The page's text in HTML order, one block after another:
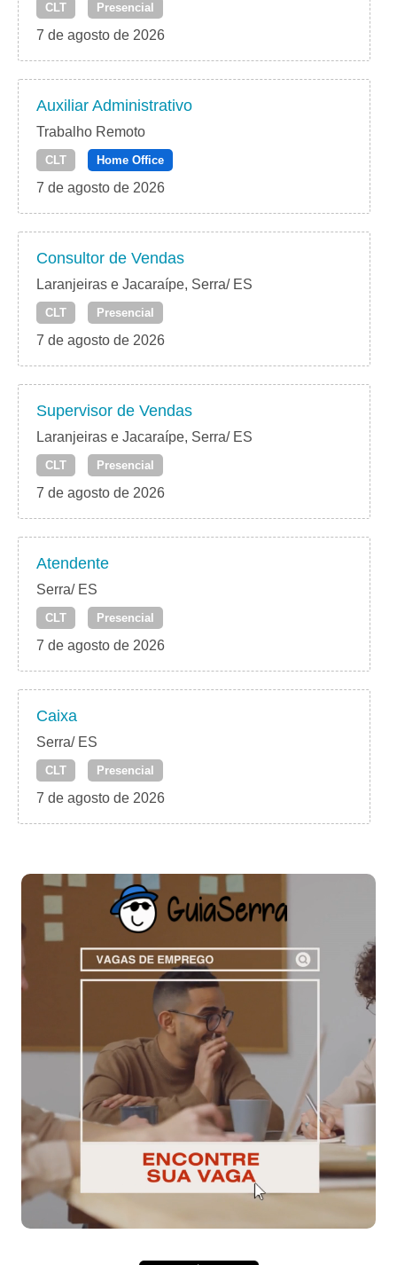
CLT Presencial
7 de agosto de 2026
Auxiliar Administrativo
Trabalho Remoto
CLT Home Office
7 de agosto de 2026
Consultor de Vendas
Laranjeiras e Jacaraípe, Serra/ ES
CLT Presencial
7 de agosto de 2026
Supervisor de Vendas
Laranjeiras e Jacaraípe, Serra/ ES
CLT Presencial
7 de agosto de 2026
Atendente
Serra/ ES
CLT Presencial
7 de agosto de 2026
Caixa
Serra/ ES
CLT Presencial
7 de agosto de 2026